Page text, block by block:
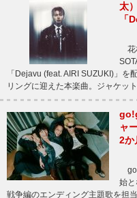
太
「
花
「Dejavu (feat. AIRI SUZUKI)」
リングに迎えた本楽曲。ジャケッ
ャ
2か
始
戦争編のエンディング主題歌を担